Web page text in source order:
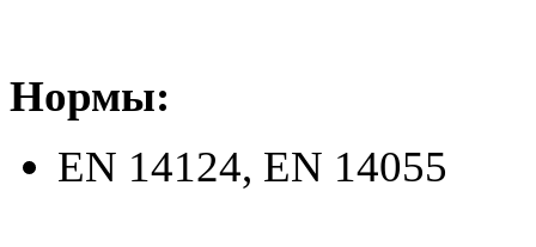
Нормы:
EN 14124, EN 14055